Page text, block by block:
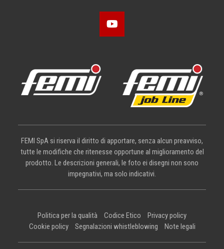
FEMI SpA si riserva il diritto di apportare, senza alcun preavviso,
tutte le modifiche che ritenesse opportune al miglioramento del
prodotto. Le descrizioni generali, le foto ei disegni non sono
impegnativi, ma solo indicativi.
Politica per la qualità Codice Etico
Privacy policy
Cookie policy
Segnalazioni whistleblowing Note legali